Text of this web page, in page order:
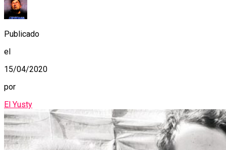
Publicado
el
15/04/2020
por
El Yusty